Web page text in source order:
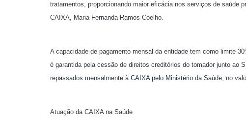
tratamentos, proporcionando maior eficácia nos serviços de saúde
CAIXA, Maria Fernanda Ramos Coelho.
A capacidade de pagamento mensal da entidade tem como limite
é garantida pela cessão de direitos creditórios do tomador junto ao
repassados mensalmente à CAIXA pelo Ministério da Saúde, no
Atuação da CAIXA na Saúde